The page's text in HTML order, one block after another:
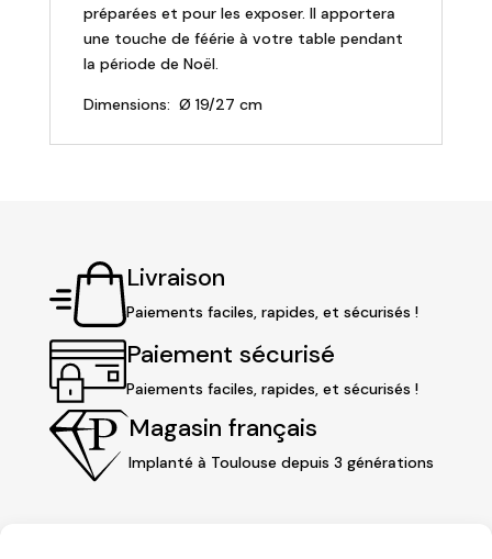
préparées et pour les exposer. Il apportera
une touche de féérie à votre table pendant
la période de Noël.
Dimensions: Ø 19/27 cm
Livraison
Paiements faciles, rapides, et sécurisés !
Paiement sécurisé
Paiements faciles, rapides, et sécurisés !
Magasin français
Implanté à Toulouse depuis 3 générations